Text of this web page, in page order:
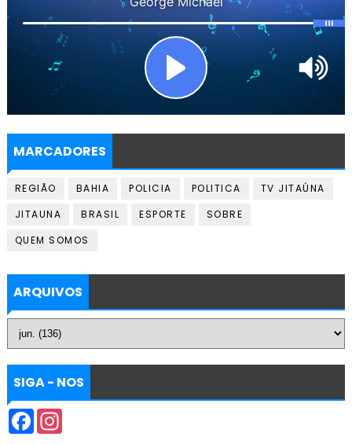
MARCADORES
REGIÃO BAHIA POLICIA POLITICA
TV JITAÚNA
JITAUNA
BRASIL ESPORTE
SOBRE
QUEM SOMOS
ARQUIVOS
SIGA - NOS
F
I